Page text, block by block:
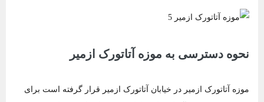
نحوه دسترسی به موزه آتاتورک ازمیر
موزه آتاتورک ازمیر در خیابان آتاتورک ازمیر قرار گرفته است برای